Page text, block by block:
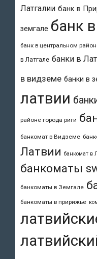
Латгалии банк в
земгале банк
банк в центральном
в Латгале банки в
в видземе банки в
латвии
районе города риги
банкомат в Видземе
Латвии банкомат в
банкоматы
банкоматы в Земгале
банкоматы в пририжье